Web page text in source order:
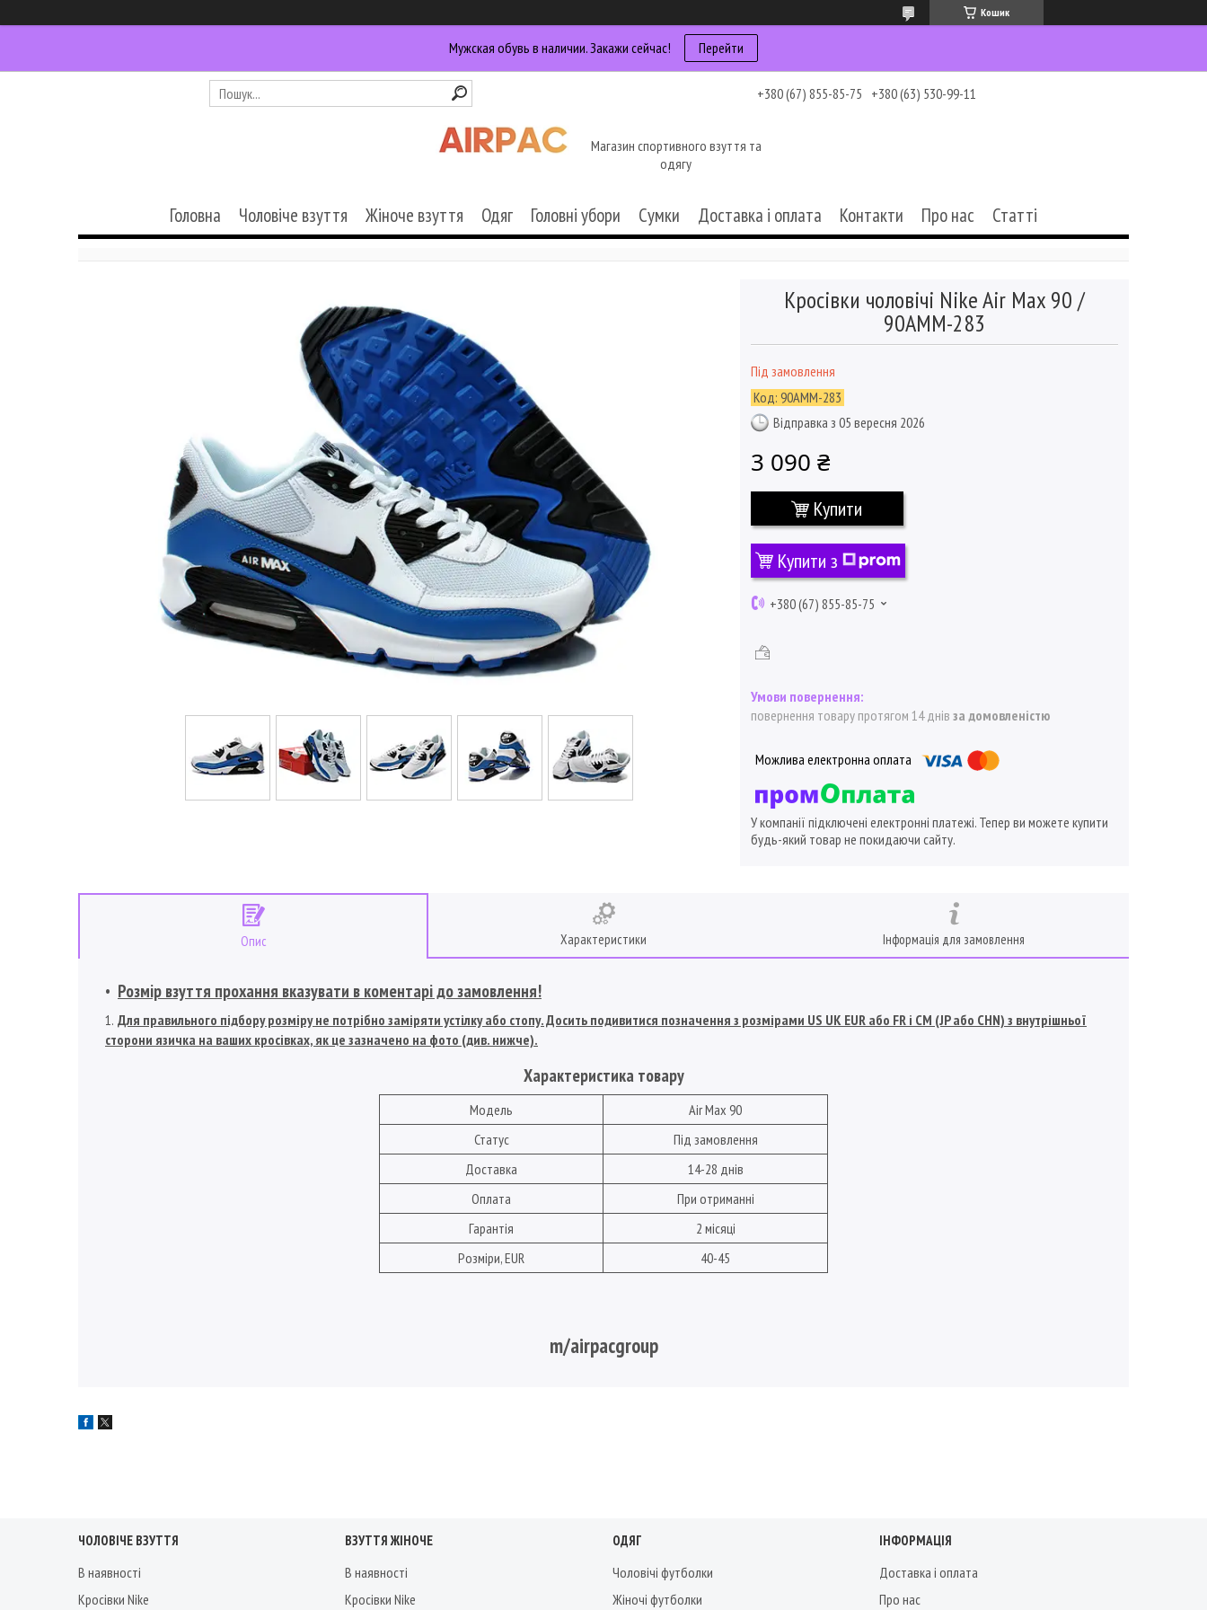
Кошик
Мужская обувь в наличии. Закажи сейчас! Перейти
+380 (67) 855-85-75 +380 (63) 530-99-11
Магазин спортивного взуття та
одягу
Головна Чоловіче взуття Жіноче взуття Одяг Головні убори Сумки Доставка і оплата Контакти Про нас Статті
Кросівки чоловічі Nike Air Max 90 /
90AMM-283
Під замовлення
Код: 90AMM-283
Відправка з 05 вересня 2026
3 090 ₴
Купити
Купити з
+380 (67) 855-85-75
повернення товару протягом 14 днів за домовленістю
У компанії підключені електронні платежі. Тепер ви можете купити
будь-який товар не покидаючи сайту.
Опис Характеристики Інформація для замовлення
Розмір взуття прохання вказувати в коментарі до замовлення!
Для правильного підбору розміру не потрібно заміряти устілку або стопу. Досить подивитися позначення з розмірами US UK EUR або FR і СМ (JP або CHN) з внутрішньої
сторони язичка на ваших кросівках, як це зазначено на фото (див. нижче).
Характеристика товару
Модель
Air Max 90
Статус
Під замовлення
Доставка
14-28 днів
Оплата
При отриманні
Гарантія
2 місяці
Розміри, EUR
40-45
m/airpacgroup
ЧОЛОВІЧЕ ВЗУТТЯ
В наявності
Кросівки Nike
ВЗУТТЯ ЖІНОЧЕ
В наявності
Кросівки Nike
ОДЯГ
Чоловічі футболки
Жіночі футболки
ІНФОРМАЦІЯ
Доставка і оплата
Про нас